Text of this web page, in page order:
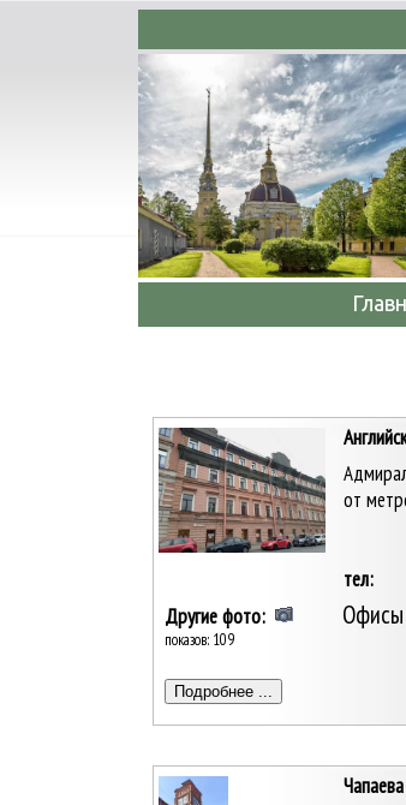
недорогих офисов, складов,
от
тел:
Другие фото:
показов: 109
Офисы